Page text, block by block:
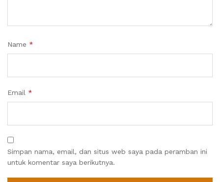
Name *
Email *
Simpan nama, email, dan situs web saya pada peramban ini
untuk komentar saya berikutnya.